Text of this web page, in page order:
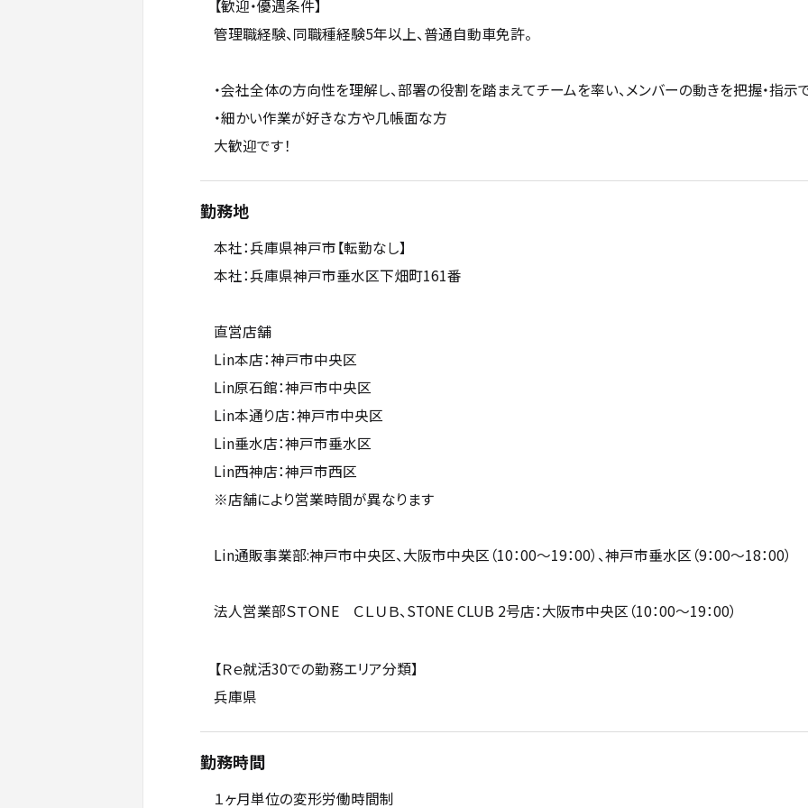
【歓迎・優遇条件】
管理職経験、同職種経験5年以上、普通自動車免許。
・会社全体の方向性を理解し、部署の役割を踏まえてチームを率い、メンバーの動きを把握・指示
・細かい作業が好きな方や几帳面な方
大歓迎です！
勤務地
本社：兵庫県神戸市【転勤なし】
本社：兵庫県神戸市垂水区下畑町161番
直営店舗
Lin本店：神戸市中央区
Lin原石館：神戸市中央区
Lin本通り店：神戸市中央区
Lin垂水店：神戸市垂水区
Lin西神店：神戸市西区
※店舗により営業時間が異なります
Lin通販事業部:神戸市中央区、大阪市中央区（10：00～19：00）、神戸市垂水区（9：00～18：00）
法人営業部ＳＴＯNE ＣＬＵＢ、STONE CLUB 2号店：大阪市中央区（10：00～19：00）
【Ｒｅ就活30での勤務エリア分類】
兵庫県
勤務時間
１ヶ月単位の変形労働時間制